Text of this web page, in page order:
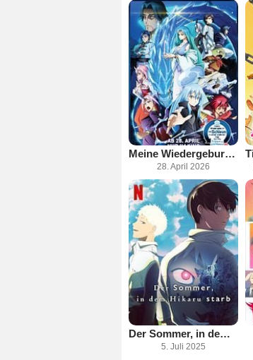
Meine Wiedergeburt als Schleim in einer anderen Welt - Der Film: Tränen des azurblauen Meers
28. April 2026
Der Sommer, in dem Hikaru starb
5. Juli 2025